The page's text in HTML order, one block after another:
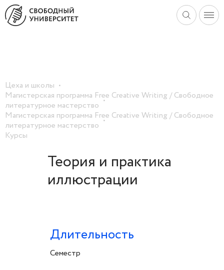
Цеха и школы
Магистерская программа Free Creative Writing / Свободное
литературное мастерство
Магистерская программа Free Creative Writing / Свободное
литературное мастерство
Курсы
Теория и практика
иллюстрации
Длительность
Семестр